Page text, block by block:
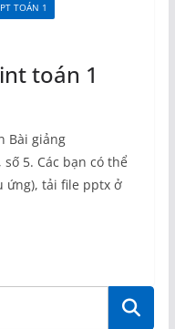
TOÁN 1
toán 1
Bài giảng
5. Các bạn có thể
ứng), tải file pptx ở